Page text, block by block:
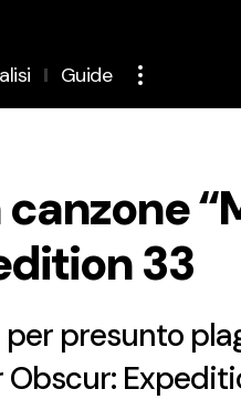
Guide
33
presunto